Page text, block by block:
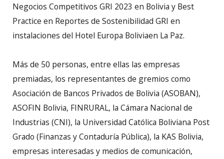
Negocios Competitivos GRI 2023 en Bolivia y Best
Practice en Reportes de Sostenibilidad GRI en
instalaciones del Hotel Europa Boliviaen La Paz.
Más de 50 personas, entre ellas las empresas
premiadas, los representantes de gremios como
Asociación de Bancos Privados de Bolivia (ASOBAN),
ASOFIN Bolivia, FINRURAL, la Cámara Nacional de
Industrias (CNI), la Universidad Católica Boliviana Post
Grado (Finanzas y Contaduría Pública), la KAS Bolivia,
empresas interesadas y medios de comunicación,